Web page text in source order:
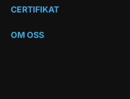
CERTIFIKAT
OM OSS